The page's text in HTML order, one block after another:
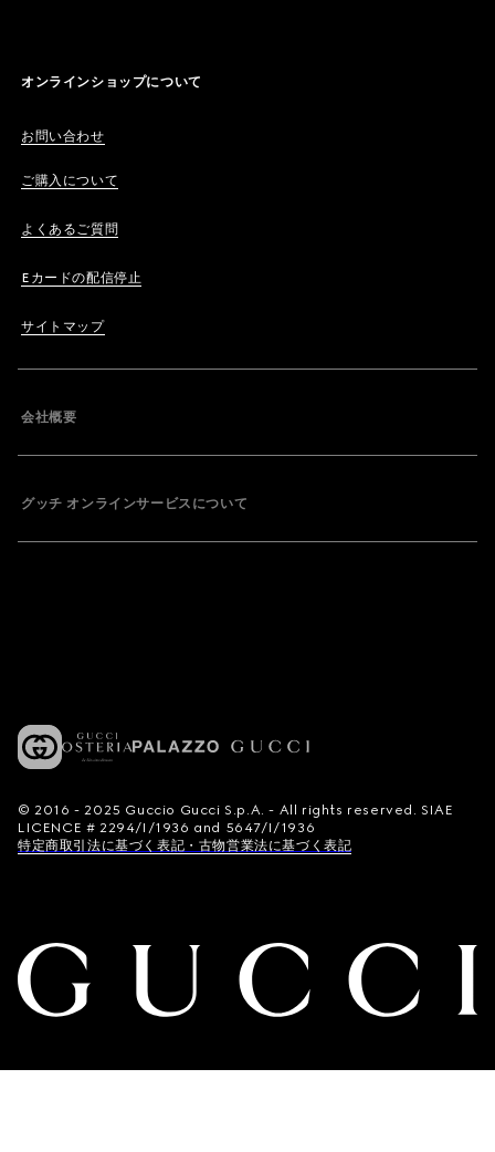
オンラインショップについて
お問い合わせ
ご購入について
よくあるご質問
Eカードの配信停止
サイトマップ
会社概要
グッチ オンラインサービスについて
© 2016 - 2025 Guccio Gucci S.p.A. - All rights reserved. SIAE
LICENCE # 2294/I/1936 and 5647/I/1936
特定商取引法に基づく表記・古物営業法に基づく表記